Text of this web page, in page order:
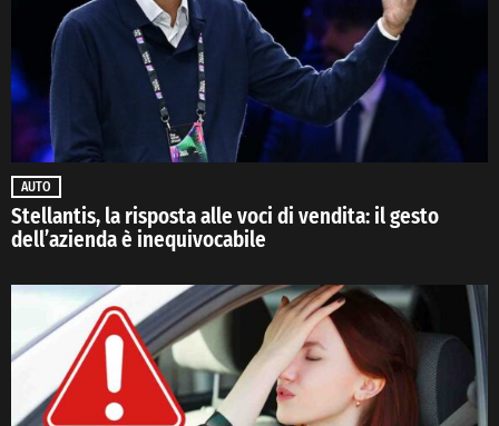
AUTO
Stellantis, la risposta alle voci di vendita: il gesto
dell’azienda è inequivocabile